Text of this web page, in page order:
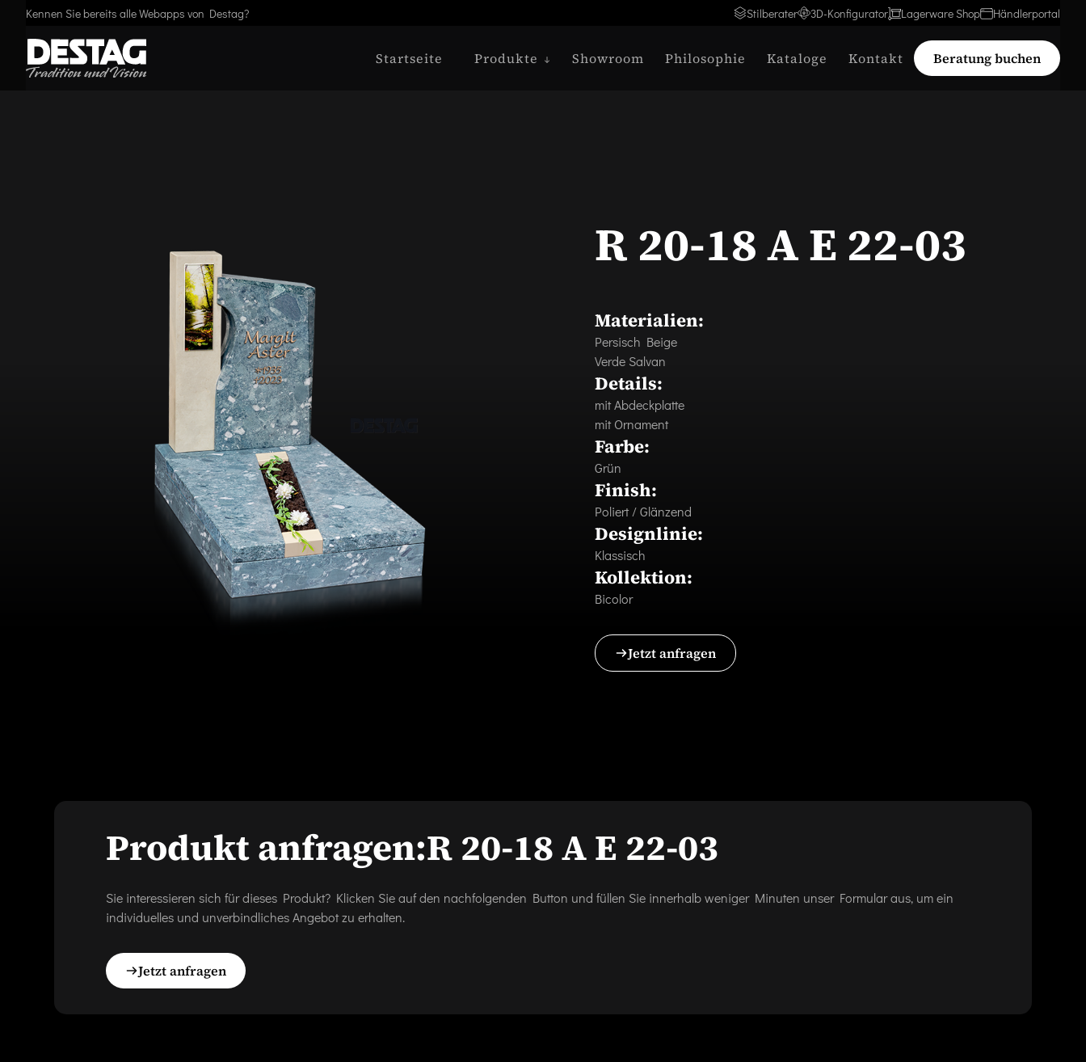
Kennen Sie bereits alle Webapps von Destag? Stilberater 3D-Konfigurator Lagerware Shop Händlerportal
Startseite Produkte Showroom Philosophie Kataloge Kontakt Beratung buchen
R 20-18 A E 22-03
Materialien:
Persisch Beige
Verde Salvan
Details:
mit Abdeckplatte
mit Ornament
Farbe:
Grün
Finish:
Poliert / Glänzend
Designlinie:
Klassisch
Kollektion:
Bicolor
Jetzt anfragen
Produkt anfragen:R 20-18 A E 22-03
Sie interessieren sich für dieses Produkt? Klicken Sie auf den nachfolgenden Button und füllen Sie innerhalb weniger Minuten unser Formular aus, um ein
individuelles und unverbindliches Angebot zu erhalten.
Jetzt anfragen